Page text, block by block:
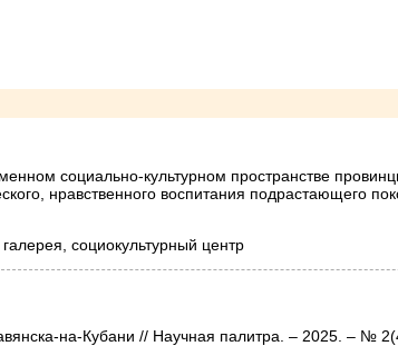
социально-культурном пространстве
нравственного воспитания подрастающего
социокультурный центр
на-Кубани // Научная палитра. – 2025. – №